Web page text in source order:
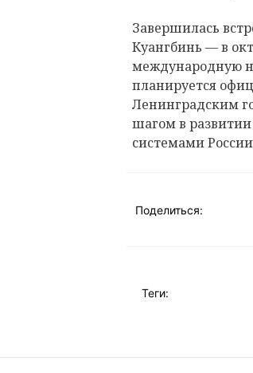
Завершилась
Куангбинь — в
международную
планируется
Ленинградским
шагом в
системами
Поделиться:
Теги: